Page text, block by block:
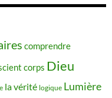
comprendre
corps Dieu
la vérité logique Lumière